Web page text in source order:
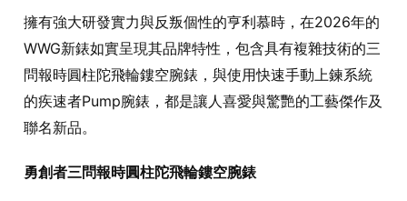
擁有強大研發實力與反叛個性的亨利慕時，在2026年的
WWG新錶如實呈現其品牌特性，包含具有複雜技術的三
問報時圓柱陀飛輪鏤空腕錶，與使用快速手動上鍊系統
的疾速者Pump腕錶，都是讓人喜愛與驚艷的工藝傑作及
聯名新品。
勇創者三問報時圓柱陀飛輪鏤空腕錶